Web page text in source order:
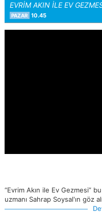
EVRİM AKIN İLE EV
PAZAR 10.45
“Evrim Akın ile Ev Gezmesi”
uzmanı Sahrap Soysal'ın göz